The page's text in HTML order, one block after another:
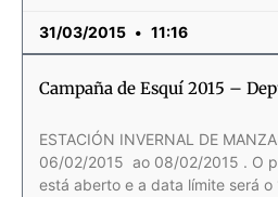
31/03/2015 11:16
Campaña de Esquí 2015 –
ESTACIÓN INVERNAL DE
06/02/2015 ao 08/02/2015 . O
está aberto e a data límite será